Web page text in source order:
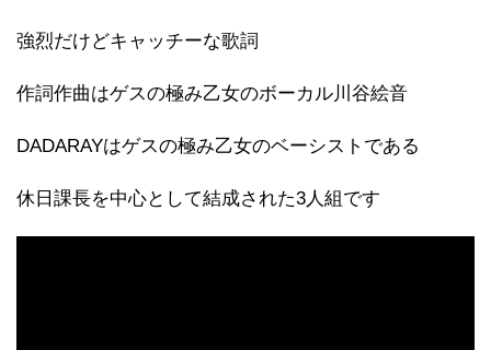
強烈だけどキャッチーな歌詞
作詞作曲はゲスの極み乙女のボーカル川谷絵音
DADARAYはゲスの極み乙女のベーシストである
休日課長を中心として結成された3人組です